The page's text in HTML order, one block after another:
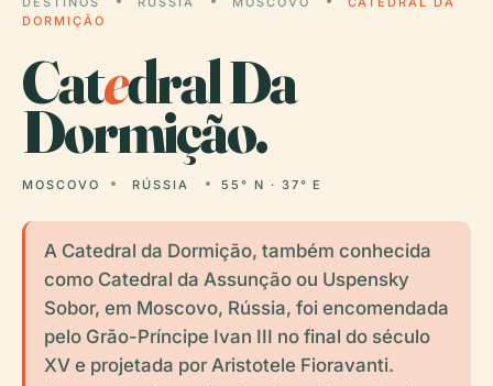
DORMIÇÃO
Catedral Da
Dormição.
MOSCOVO RÚSSIA 55° N · 37° E
A Catedral da Dormição, também conhecida
como Catedral da Assunção ou Uspensky
Sobor, em Moscovo, Rússia, foi encomendada
pelo Grão-Príncipe Ivan III no final do século
XV e projetada por Aristotele Fioravanti.